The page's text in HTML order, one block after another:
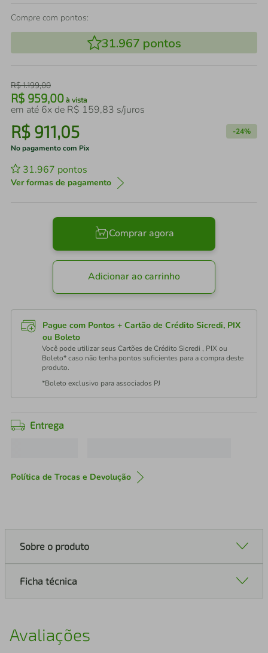
Compre com pontos:
31.967 pontos
R$1.199,00
R$ 959,00 à vista
em até 6x de R$ 159,83 s/juros
R$ 911,05 -24%
No pagamento com Pix
31.967 pontos
Ver formas de pagamento
Comprar agora
Adicionar ao carrinho
Pague com Pontos + Cartão de Crédito Sicredi, PIX
ou Boleto
Você pode utilizar seus Cartões de Crédito Sicredi , PIX ou
Boleto* caso não tenha pontos suficientes para a compra deste
produto.
*Boleto exclusivo para associados PJ
Entrega
Política de Trocas e Devolução
Sobre o produto
Ficha técnica
Avaliações